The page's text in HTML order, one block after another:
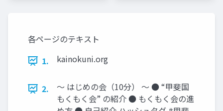
各ページのテキスト
1.
kainokuni.org
2.
〜 はじめの会（10分） 〜 ● “甲斐国
もくもく会” の紹介 ● もくもく会の進